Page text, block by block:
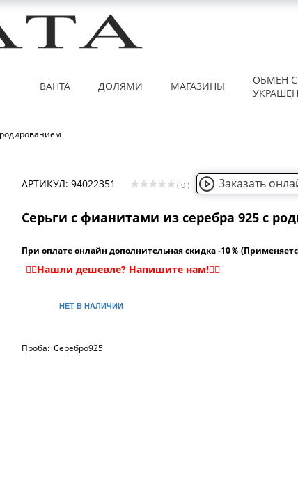
ВАНТА ДОЛЯМИ МАГАЗИНЫ
ОБМЕН
АРТИКУЛ: 94022351 ( 0 ) Заказать
Серьги с фианитами из серебра 925 с
При оплате онлайн дополнительная скидка -10％
НЕТ В НАЛИЧИИ
Проба: Серебро925